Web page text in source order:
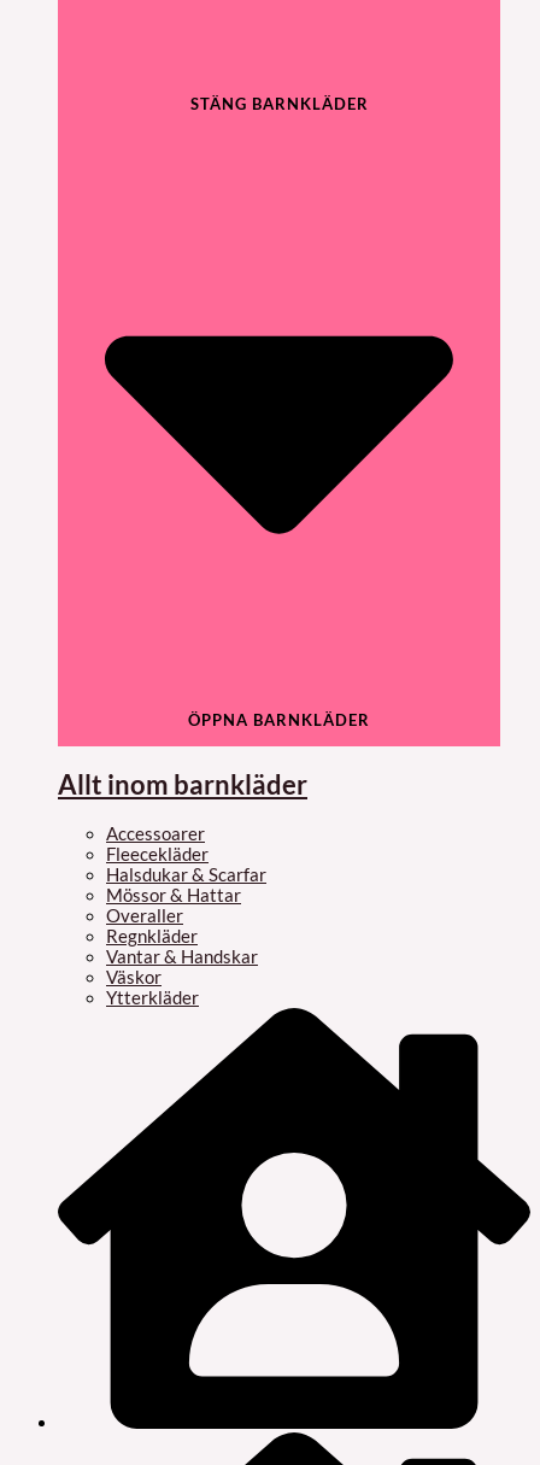
STÄNG BARNKLÄDER
ÖPPNA BARNKLÄDER
Allt inom barnkläder
Accessoarer
Fleecekläder
Halsdukar & Scarfar
Mössor & Hattar
Overaller
Regnkläder
Vantar & Handskar
Väskor
Ytterkläder